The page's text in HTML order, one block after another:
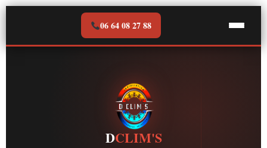
Aller
06 64 08 27 88
DCLIM'S